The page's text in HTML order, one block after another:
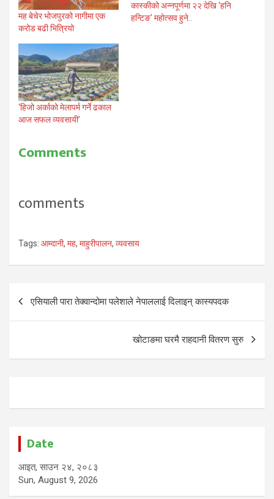
मह बेचेर भोजपुरको नागीमा एक
करोड बढी भित्रियो
कास्कीको अन्नपूर्णमा २२ देखि ‘हनि
हन्टिङ’ महोत्सव हुने..
‘हिजो अर्काको मेलापर्म गर्ने ढकाल
आज सफल व्यवसायी’
Comments
comments
Tags: आम्दानी, मह, माहुरीपालन, व्यवसाय
Post
navigation
एसियाली पारा तेक्वान्दोमा पलेशाले नेपाललाई दिलाइन् कास्यपदक
खोटाङमा घरमै राहदानी वितरण सुरु
Date
आइत, साउन २४, २०८३
Sun, August 9, 2026